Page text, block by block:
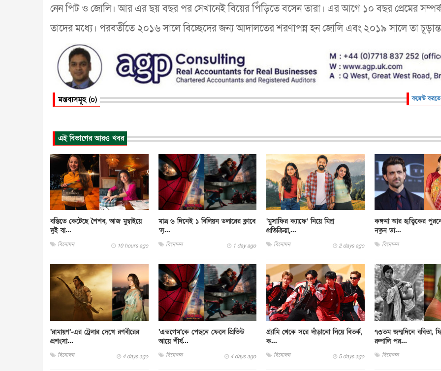
নেন পিট ও জোলি। আর এর ছয় বছর পর সেখানেই বিয়ের পিঁড়িতে বসেন তারা। এর আগে ১০ বছর প্রেমের
তাদের মধ্যে। পরবর্তীতে ২০১৬ সালে বিচ্ছেদের জন্য আদালতের শরণাপন্ন হন জোলি এবং ২০১৯ সালে তা
মন্তব্যসমূহ (০) কমেন্ট
এই বিভাগের আরও খবর
বস্তিতে কেটেছে শৈশব, আজ মুম্বাইয়ে
দুই বা...
বিনোদন 10 hours ago
মাত্র ৬ দিনেই ১ বিলিয়ন ডলারের ক্লাবে
‘স্...
বিনোদন 1 day ago
‘মুসাফির ক্যাফে’ নিয়ে মিশ্র
প্রতিক্রিয়া,...
বিনোদন 2 days ago
কঙ্গনা আর হৃত্বিকের
নতুন ডা...
বিনোদন
‘রামায়ণ’-এর ট্রেলার দেখে রণবীরের
প্রশংসা...
বিনোদন 4 days ago
‘এন্ডগেম’কে পেছনে ফেলে প্রিভিউ
আয়ে শীর্ষ...
বিনোদন 4 days ago
গ্র্যামি থেকে সরে দাঁড়ানো নিয়ে বিতর্ক,
ক...
বিনোদন 5 days ago
৭৩তম জন্মদিনে ববিতা,
রুপালি পর...
বিনোদন